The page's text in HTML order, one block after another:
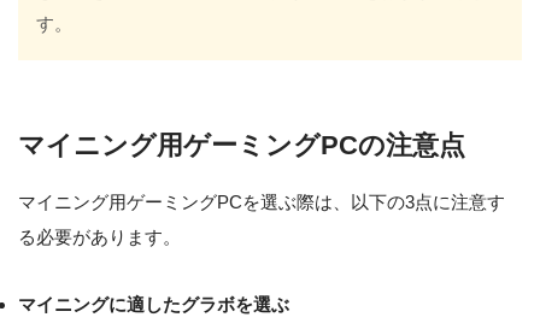
す。
マイニング用ゲーミングPCの注意点
マイニング用ゲーミングPCを選ぶ際は、以下の3点に注意す
る必要があります。
マイニングに適したグラボを選ぶ